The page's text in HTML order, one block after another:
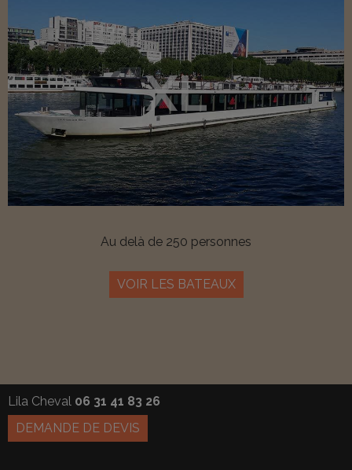
XL
Au delà de 250 personnes
VOIR LES BATEAUX
Lila Cheval 06 31 41 83 26
DEMANDE DE DEVIS